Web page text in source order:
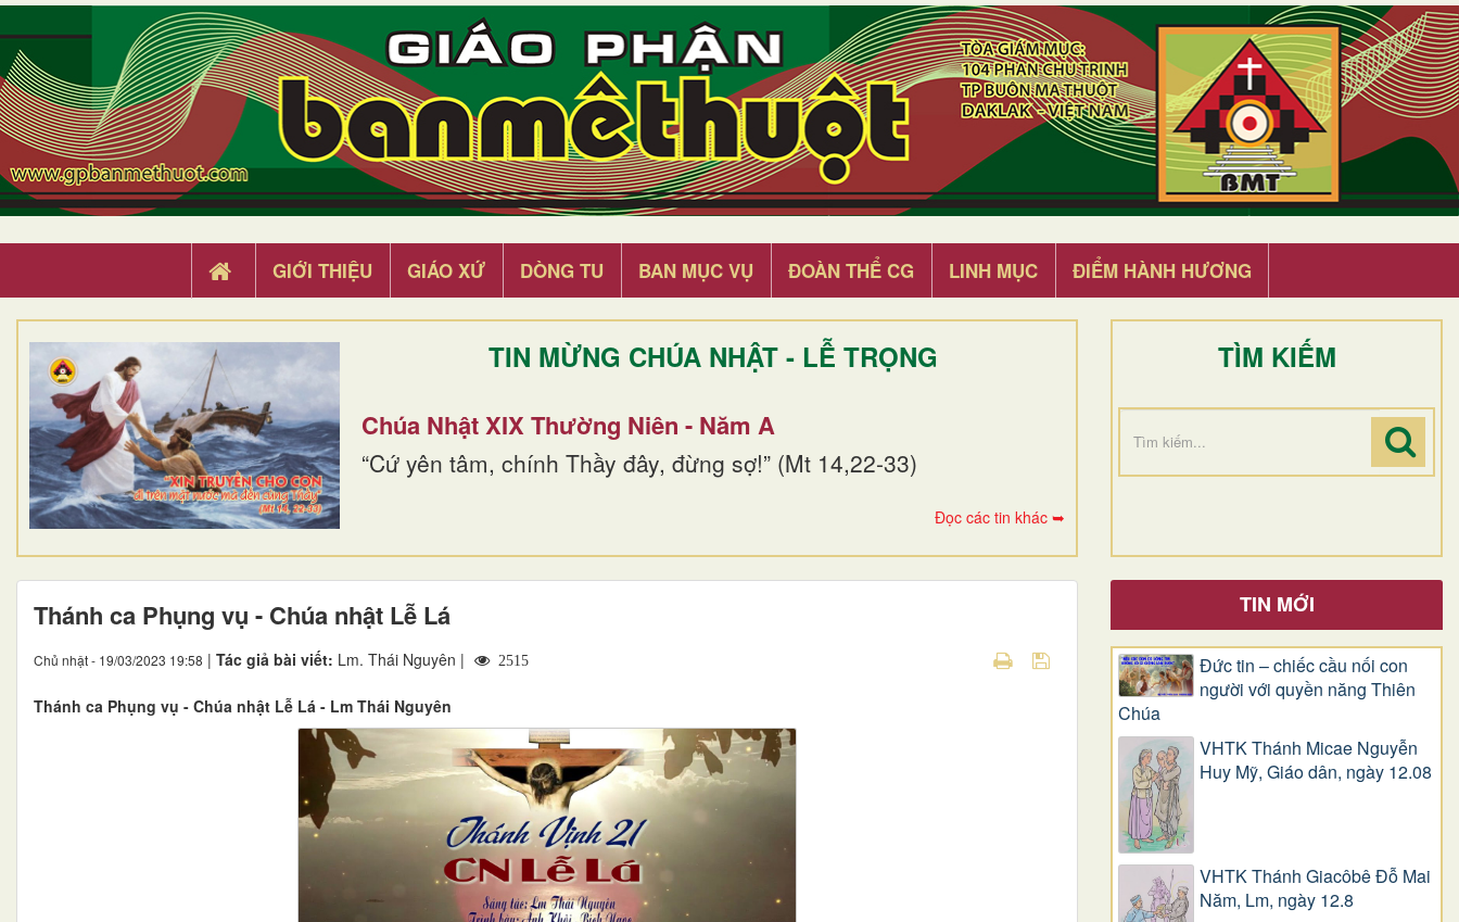
GIỚI THIỆU GIÁO XỨ DÒNG TU BAN MỤC VỤ ĐOÀN THỂ CG LINH MỤC ĐIỂM HÀNH HƯƠNG
TIN MỪNG CHÚA NHẬT - LỄ TRỌNG
Chúa Nhật XIX Thường Niên - Năm A
“Cứ yên tâm, chính Thầy đây, đừng sợ!” (Mt 14,22-33)
Đọc các tin khác ➥
TÌM KIẾM
Thánh ca Phụng vụ - Chúa nhật Lễ Lá
Chủ nhật - 19/03/2023 19:58 | Tác giả bài viết: Lm. Thái Nguyên | 2515
Thánh ca Phụng vụ - Chúa nhật Lễ Lá - Lm Thái Nguyên
TIN MỚI
Đức tin – chiếc cầu nối con
người với quyền năng Thiên
Chúa
VHTK Thánh Micae Nguyễn
Huy Mỹ, Giáo dân, ngày 12.08
VHTK Thánh Giacôbê Ðỗ Mai
Năm, Lm, ngày 12.8